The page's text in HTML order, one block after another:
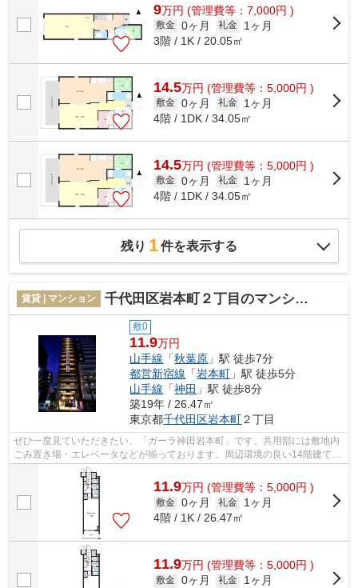
9万円 (管理費等：7,000円 )
敷金 0ヶ月 礼金
1ヶ月
3階 / 1K / 20.05㎡
14.5万円 (管理費等：5,000円 )
敷金 0ヶ月 礼金
1ヶ月
4階 / 1DK / 34.05㎡
14.5万円 (管理費等：5,000円 )
敷金 0ヶ月 礼金
1ヶ月
4階 / 1DK / 34.05㎡
残り 1件を表示する
賃貸 | マンション 千代田区岩本町２丁目のマンション
敷0
11.9万円
山手線 「秋葉原 」駅 徒歩7分
都営新宿線 「岩本町 」駅 徒歩5分
山手線 「神田 」駅 徒歩8分
築19年 / 26.47㎡
東京都千代田区岩本町２丁目
ぜひ一度見ていただきたい、「ガーラ神田岩本町」です。共用部には敷地内
ごみ置き場・エレベータなどが揃っております。周辺環境の良い14階建ての
建物です。風通しが良く真夏の暑い日...
11.9万円 (管理費等：5,000円 )
敷金 0ヶ月 礼金
1ヶ月
4階 / 1K / 26.47㎡
11.9万円 (管理費等：5,000円 )
敷金 0ヶ月 礼金
1ヶ月